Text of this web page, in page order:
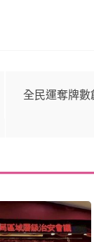
全民運奪牌